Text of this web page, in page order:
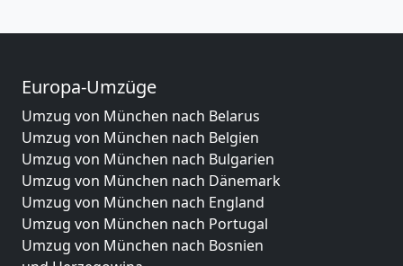
Europa-Umzüge
Umzug von München nach Belarus
Umzug von München nach Belgien
Umzug von München nach Bulgarien
Umzug von München nach Dänemark
Umzug von München nach England
Umzug von München nach Portugal
Umzug von München nach Bosnien